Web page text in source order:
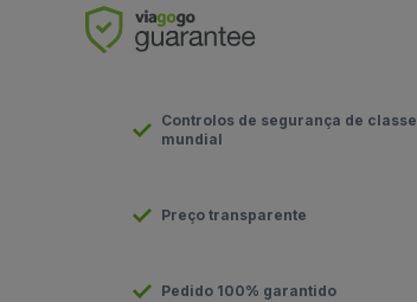
Controlos de segurança de classe
mundial
Preço transparente
Pedido 100% garantido